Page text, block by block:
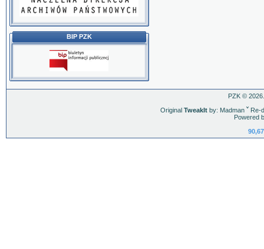
BIP PZK
PZK ©
Original TweakItby: Madman ˇRe-
Powered